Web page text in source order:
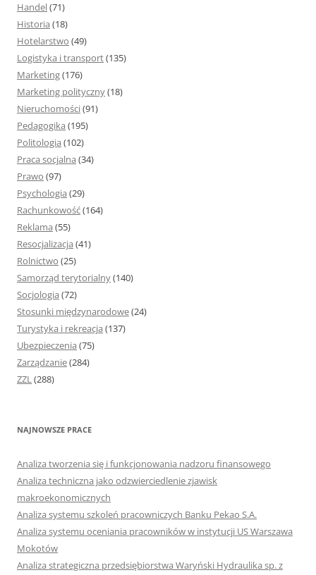
Handel(71)
Historia (18)
Hotelarstwo (49)
Logistyka i transport(135)
Marketing(176)
Marketing polityczny(18)
Nieruchomości(91)
Pedagogika (195)
Politologia (102)
Praca socjalna (34)
Prawo (97)
Psychologia (29)
Rachunkowość(164)
Reklama (55)
Resocjalizacja (41)
Rolnictwo (25)
Samorząd terytorialny(140)
Socjologia (72)
Stosunki międzynarodowe(24)
Turystyka i rekreacja (137)
Ubezpieczenia (75)
Zarządzanie(284)
ZZL(288)
NAJNOWSZE PRACE
Analiza tworzenia się i funkcjonowania nadzoru finansowego
Analiza techniczna jako odzwierciedlenie zjawisk
makroekonomicznych
Analiza systemu szkoleń pracowniczych Banku Pekao S.A.
Analiza systemu oceniania pracowników w instytucji US Warszawa
Mokotów
Analiza strategiczna przedsiębiorstwa Waryński Hydraulika sp. z